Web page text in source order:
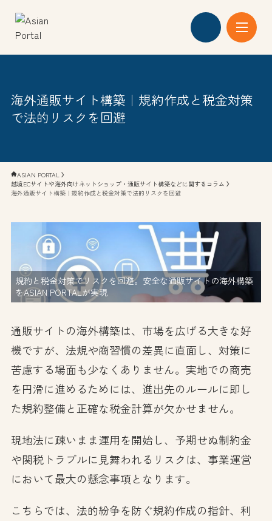
越境ECプラン
お知らせ
海外通販サイト構築｜規約作成と税金対策
で法的リスクを回避
ASIAN PORTAL
越境ECサイトや海外向けネットショップ・通販サイト構築などに関するコラム
海外通販サイト構築｜規約作成と税金対策で法的リスクを回避
規約と税金対策でリスクを回避。安全な通販サイトの海外構築
をASIAN PORTALが実現
通販サイトの海外構築は、市場を広げる大きな好
機ですが、法規や商習慣の差異に直面し、対策に
苦慮する場面も少なくありません。実地での商売
を円滑に進めるためには、進出先のルールに即し
た規約整備と正確な税金計算が欠かせません。
現地法に疎いまま運用を開始し、予期せぬ制約金
や関税トラブルに見舞われるリスクは、事業運営
において最大の懸念事項となります。
こちらでは、法的紛争を防ぐ規約作成の指針、利